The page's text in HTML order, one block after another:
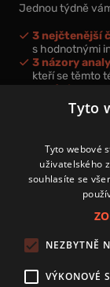
Jednou týdně
3 nejčtenější
s hodnotnými
3 názory
kteří se těmto
nová videa a
k prohloubení
Přihlášením k
zpracování
Zásady používání
Autoři
Tyto
Tyto webové
uživatelského
souhlasíte se
NEZBYTNĚ
VÝKONOVÉ